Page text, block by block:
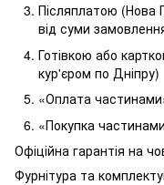
Післяплатою (Нова
від суми
Готівкою або
кур'єром по Дніпру)
«Оплата
«Покупка
Офіційна гарантія на
Фурнітура та